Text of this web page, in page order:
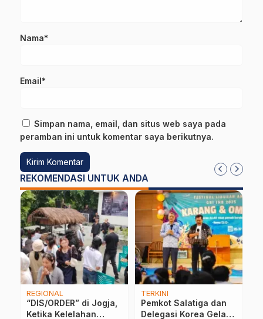
Nama*
Email*
Simpan nama, email, dan situs web saya pada
peramban ini untuk komentar saya berikutnya.
REKOMENDASI UNTUK ANDA
REGIONAL
Kirab Budaya Warnai
Merti Dusun di Tegal
REGIONAL
Pemuda Salatiga
Unjuk Gigi, Robby